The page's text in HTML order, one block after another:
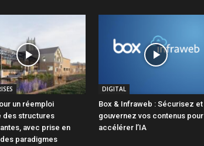
un réemploi
des structures
avec prise en
paradigmes
DIGITAL
Box & Infraweb : Sécurisez et
gouvernez vos contenus pour
accélérer l’IA